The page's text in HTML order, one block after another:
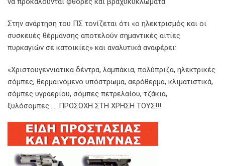
Στην ανάρτηση του ΠΣ τονίζεται ότι «ο ηλεκτρισμός και οι
συσκευές θέρμανσης αποτελούν σημαντικές αιτίες
πυρκαγιών σε κατοικίες» και αναλυτικά αναφέρει:
«Χριστουγεννιάτικα δέντρα, λαμπάκια, πολύπριζα, ηλεκτρικές
σόμπες, θερμαινόμενο υπόστρωμα, αερόθερμα, κλιματιστικά,
σόμπες υγραερίου, σόμπες πετρελαίου, τζάκια,
ξυλόσομπες….. ΠΡΟΣΟΧΗ ΣΤΗ ΧΡΗΣΗ ΤΟΥΣ!!!